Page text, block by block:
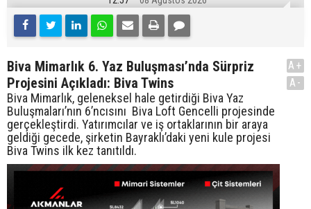
Biva Mimarlık 6. Yaz Buluşması’nda Sürpriz
Projesini Açıkladı: Biva Twins
Biva Mimarlık, geleneksel hale getirdiği Biva Yaz
Buluşmaları’nın 6’ncısını Biva Loft Gencelli projesinde
gerçekleştirdi. Yatırımcılar ve iş ortaklarının bir araya
geldiği gecede, şirketin Bayraklı’daki yeni kule projesi
Biva Twins ilk kez tanıtıldı.
A+
A-